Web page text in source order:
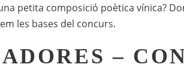
petita composició poètica vínica?
les bases del concurs.
–